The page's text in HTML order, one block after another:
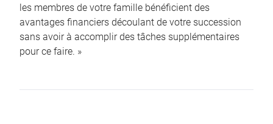
les membres de votre famille bénéficient des
avantages financiers découlant de votre succession
sans avoir à accomplir des tâches supplémentaires
pour ce faire. »